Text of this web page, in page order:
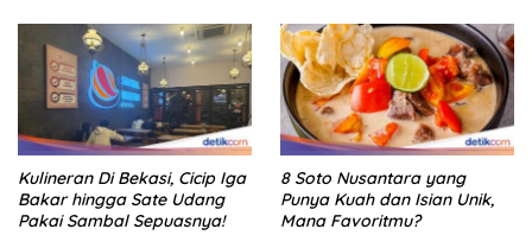
Kulineran Di Bekasi, Cicip Iga
Bakar hingga Sate Udang
Pakai Sambal Sepuasnya!
8 Soto Nusantara yang
Punya Kuah dan Isian Unik,
Mana Favoritmu?